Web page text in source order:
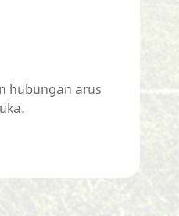
hubungan arus